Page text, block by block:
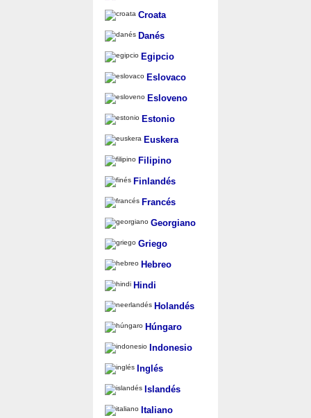
Croata
Danés
Egipcio
Eslovaco
Esloveno
Estonio
Euskera
Filipino
Finlandés
Francés
Georgiano
Griego
Hebreo
Hindi
Holandés
Húngaro
Indonesio
Inglés
Islandés
Italiano